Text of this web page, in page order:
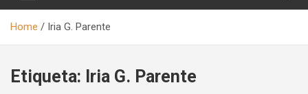
Home Iria G. Parente
Etiqueta: Iria G. Parente